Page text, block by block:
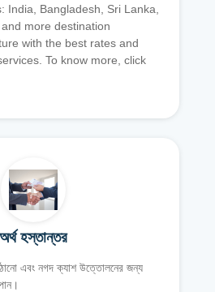
India, Bangladesh, Sri Lanka,
more destination
with the best rates and
To know more, click
অর্থ হস্তান্তর
এবং নগদ ক্যাশ উত্তোলনের জন্য